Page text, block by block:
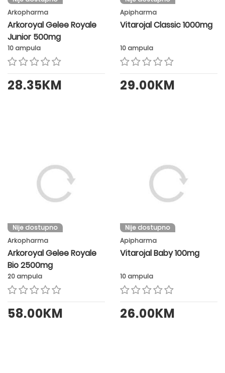
Arkopharma
Arkoroyal Gelee Royale
Junior 500mg
10 ampula
28.35KM
Apipharma
Vitarojal Classic 1000mg
10 ampula
29.00KM
Nije dostupno
Arkopharma
Arkoroyal Gelee Royale
Bio 2500mg
20 ampula
58.00KM
Nije dostupno
Apipharma
Vitarojal Baby 100mg
10 ampula
26.00KM